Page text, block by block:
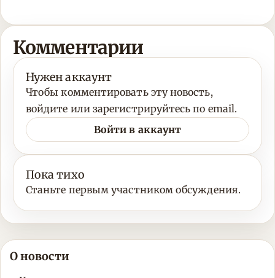
Комментарии
Нужен аккаунт
Чтобы комментировать эту новость,
войдите или зарегистрируйтесь по email.
Войти в аккаунт
Пока тихо
Станьте первым участником обсуждения.
О новости